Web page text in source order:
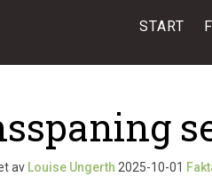
START
av Louise Ungerth 2025-10-01